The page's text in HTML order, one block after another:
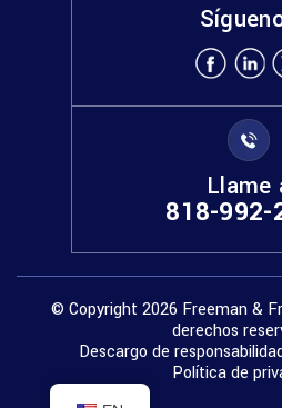
Llame
818-992-
© Copyright 2026 Freeman &
derechos
Descargo de
Política de